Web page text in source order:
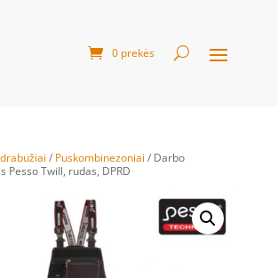
0 prekės
/ Puskombinezoniai / Darbo
Pesso Twill, rudas, DPRD